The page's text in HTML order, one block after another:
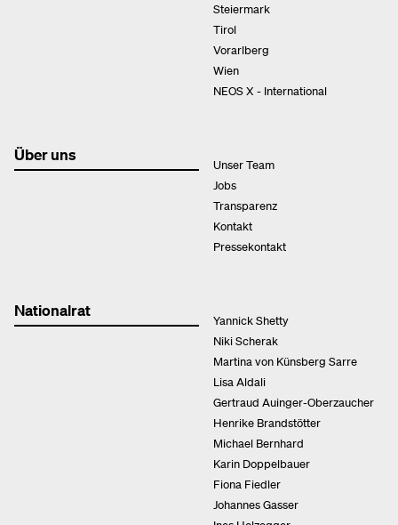
Steiermark
Tirol
Vorarlberg
Wien
NEOS X - International
Über uns
Unser Team
Jobs
Transparenz
Kontakt
Pressekontakt
Nationalrat
Yannick Shetty
Niki Scherak
Martina von Künsberg Sarre
Lisa Aldali
Gertraud Auinger-Oberzaucher
Henrike Brandstötter
Michael Bernhard
Karin Doppelbauer
Fiona Fiedler
Johannes Gasser